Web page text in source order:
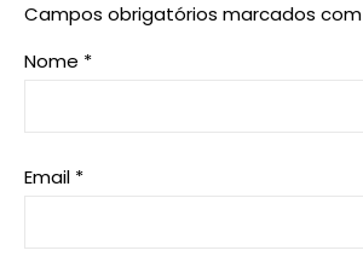
Campos obrigatórios marcados com
Nome *
Email *